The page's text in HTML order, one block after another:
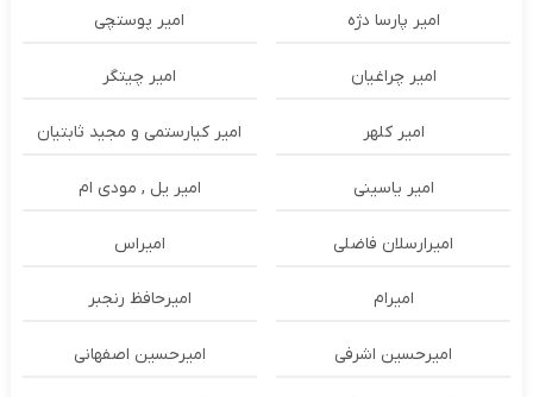
امیر پارسا دژه امیر پوستچی
امیر چراغیان امیر چیتگر
امیر کلهر امیر کیارستمی و مجید ثابتیان
امیر یاسینی امیر یل , مودی ام
امیرارسلان فاضلی امیراس
امیرام امیرحافظ رنجبر
امیرحسین اشرفی امیرحسین اصفهانی